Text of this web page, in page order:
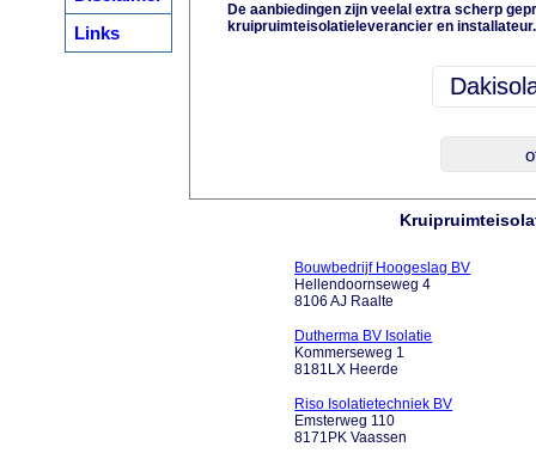
Links
De aanbiedingen zijn veelal extra scherp
kruipruimteisolatieleverancier en
Bouwbedrijf Hoogeslag BV
Hellendoornseweg 4
8106 AJ Raalte
Dutherma BV Isolatie
Kommerseweg 1
8181LX Heerde
Riso Isolatietechniek BV
Emsterweg 110
8171PK Vaassen